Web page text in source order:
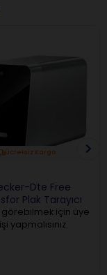
Ücretsiz Kargo
Dte Free
Plak Tarayıcı
görebilmek için üye
yapmalısınız.